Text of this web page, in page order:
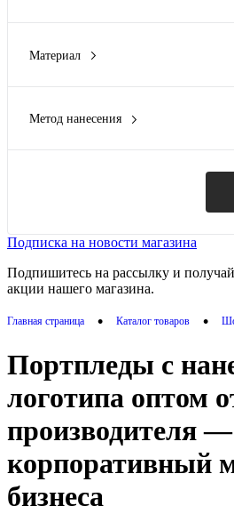
Voyager
Материал
нетканный материал
Метод нанесения
Подписка на новости магазина
Подпишитесь на рассылку и
акции нашего магазина.
Главная страница • Каталог товаров •
Портпледы с
логотипа оптом
производителя —
корпоративный
бизнеса